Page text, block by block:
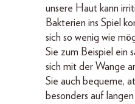
unsere Haut kann
Bakterien ins Spiel
sich so wenig wie
Sie zum Beispiel ein
sich mit der Wange
Sie auch bequeme,
besonders auf